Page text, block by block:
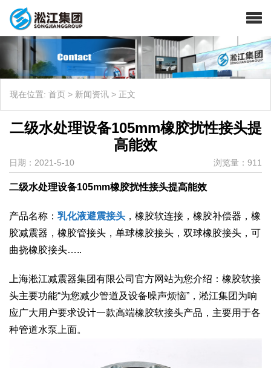
现在位置: 首页 > 新闻资讯 > 正文
二级水处理设备105mm橡胶扰性接头提
高能效
日期：2021-5-10 浏览量：911
二级水处理设备105mm橡胶扰性接头提高能效
产品名称： 乳化液避震接头 ，橡胶软连接，橡胶补偿器，橡
胶减震器，橡胶管接头，单球橡胶接头，双球橡胶接头，可
曲挠橡胶接头…..
上海淞江减震器集团有限公司官方网站为您介绍：橡胶软接
头主要功能“为您减少管道及设备噪声烦恼”，淞江集团为响
应广大用户要求设计一款高端橡胶软接头产品，主要用于各
种管道水泵上面。